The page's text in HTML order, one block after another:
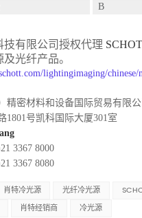
B
技有限公司授权代理
光纤产品。
lightingimaging/chinese/
精密材料和设备国际贸易有限公
1801号凯科国际大厦301室
3367 8000
3367 8080
肖特冷光源 光纤冷光源
肖特经销商 冷光源